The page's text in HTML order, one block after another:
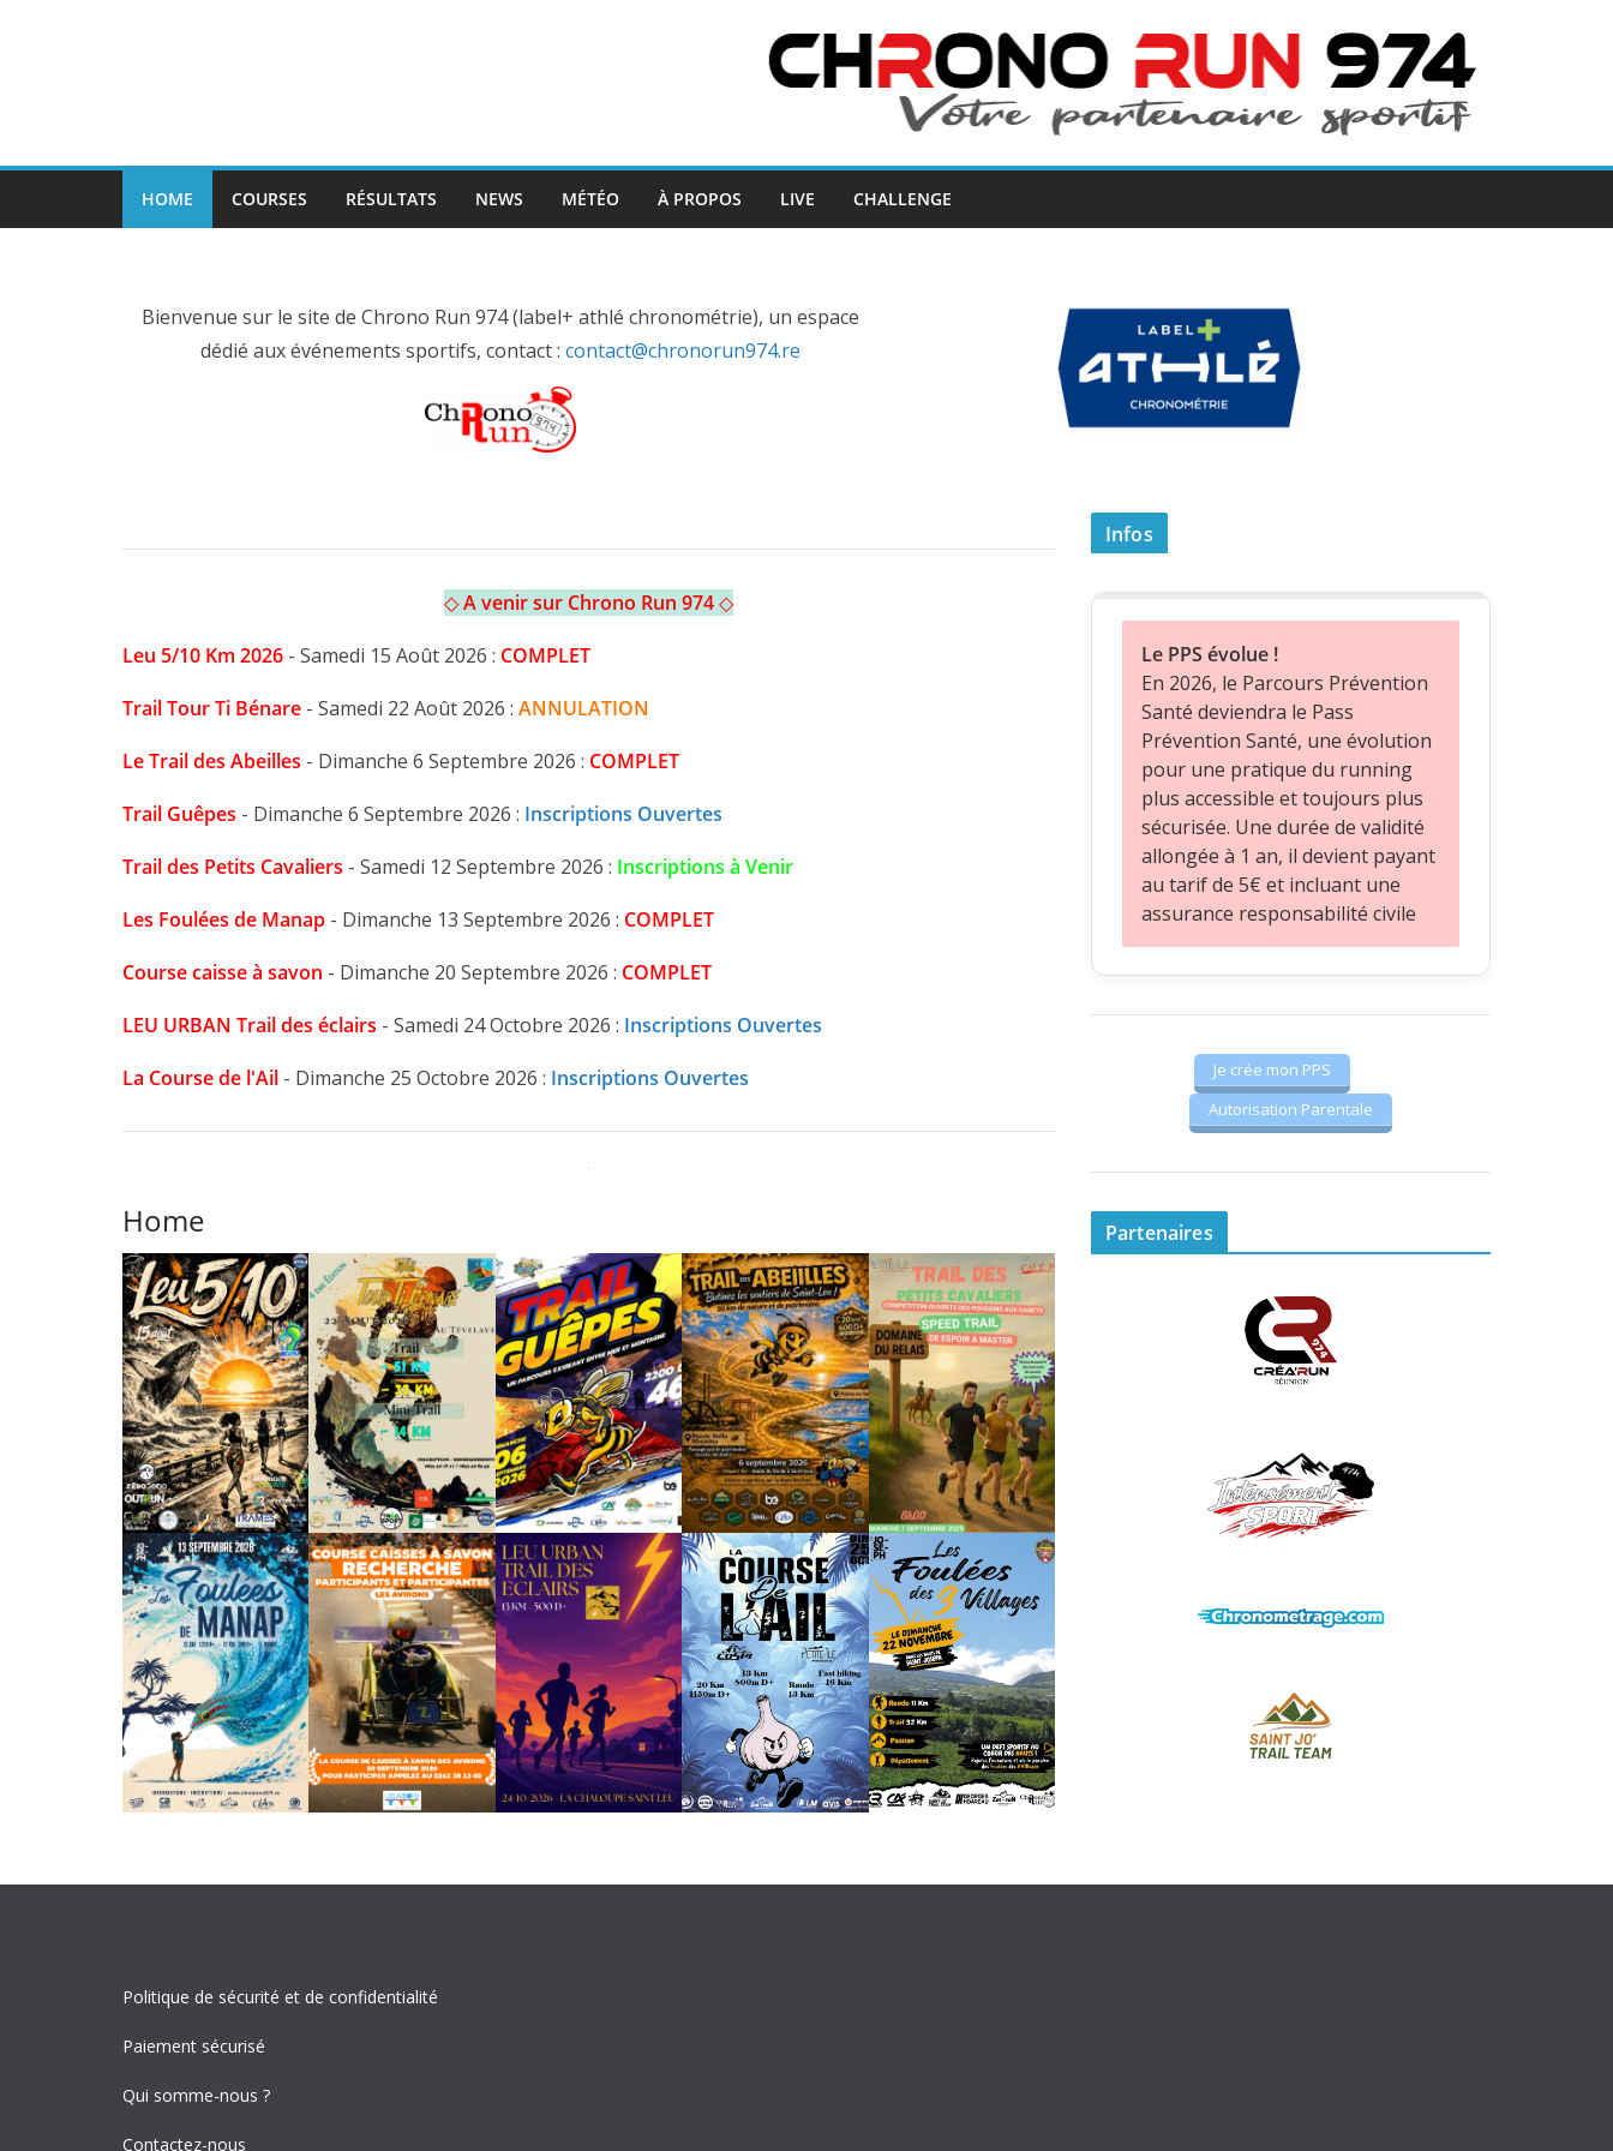
HOME COURSES RÉSULTATS NEWS MÉTÉO À PROPOS LIVE CHALLENGE
Bienvenue sur le site de Chrono Run 974 (label+ athlé chronométrie), un espace
dédié aux événements sportifs, contact : contact@chronorun974.re
◇A venir sur Chrono Run 974◇
Leu 5/10 Km 2026 - Samedi 15 Août 2026 : COMPLET
Trail Tour Ti Bénare - Samedi 22 Août 2026 : ANNULATION
Le Trail des Abeilles - Dimanche 6 Septembre 2026 : COMPLET
Trail Guêpes - Dimanche 6 Septembre 2026 : Inscriptions Ouvertes
Trail des Petits Cavaliers - Samedi 12 Septembre 2026 : Inscriptions à Venir
Les Foulées de Manap - Dimanche 13 Septembre 2026 : COMPLET
Course caisse à savon - Dimanche 20 Septembre 2026 : COMPLET
LEU URBAN Trail des éclairs - Samedi 24 Octobre 2026 : Inscriptions Ouvertes
La Course de l'Ail - Dimanche 25 Octobre 2026 : Inscriptions Ouvertes
Home
Infos
Le PPS évolue !
En 2026, le Parcours Prévention
Santé deviendra le Pass
Prévention Santé, une évolution
pour une pratique du running
plus accessible et toujours plus
sécurisée. Une durée de validité
allongée à 1 an, il devient payant
au tarif de 5€ et incluant une
assurance responsabilité civile
Je crée mon PPS
Autorisation Parentale
Partenaires
Politique de sécurité et de confidentialité
Paiement sécurisé
Qui somme-nous ?
Contactez-nous